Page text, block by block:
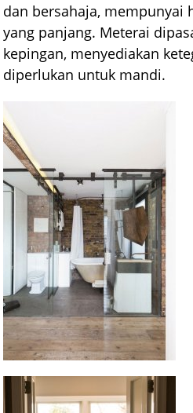
dan bersahaja, mempunyai
yang panjang. Meterai
kepingan, menyediakan
diperlukan untuk mandi.